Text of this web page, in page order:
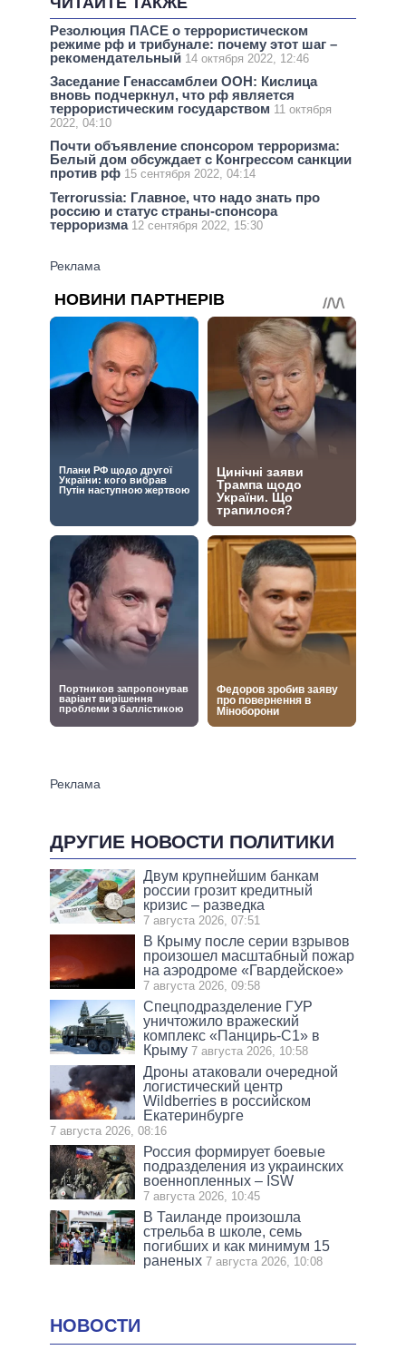
Резолюция ПАСЕ о террористическом
режиме рф и трибунале: почему этот шаг –
рекомендательный 14 октября 2022, 12:46
Заседание Генассамблеи ООН: Кислица
вновь подчеркнул, что рф является
террористическим государством 11 октября
2022, 04:10
Почти объявление спонсором терроризма:
Белый дом обсуждает с Конгрессом санкции
против рф 15 сентября 2022, 04:14
Terrorussia: Главное, что надо знать про
россию и статус страны-спонсора
терроризма 12 сентября 2022, 15:30
ДРУГИЕ НОВОСТИ ПОЛИТИКИ
Двум крупнейшим банкам
россии грозит кредитный
кризис – разведка
7 августа 2026, 07:51
В Крыму после серии взрывов
произошел масштабный пожар
на аэродроме «Гвардейское»
7 августа 2026, 09:58
Спецподразделение ГУР
уничтожило вражеский
комплекс «Панцирь-С1» в
Крыму 7 августа 2026, 10:58
Дроны атаковали очередной
логистический центр
Wildberries в российском
Екатеринбурге
7 августа 2026, 08:16
Россия формирует боевые
подразделения из украинских
военнопленных – ISW
7 августа 2026, 10:45
В Таиланде произошла
стрельба в школе, семь
погибших и как минимум 15
раненых 7 августа 2026, 10:08
НОВОСТИ